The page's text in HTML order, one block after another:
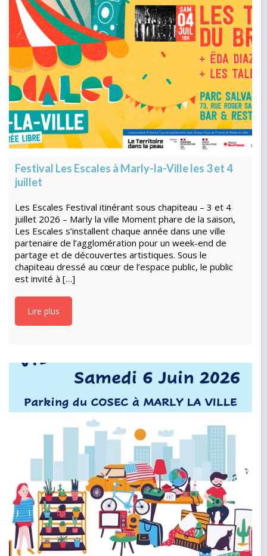
Festival Les Escales à Marly-la-Ville les 3 et 4
juillet
Les Escales Festival itinérant sous chapiteau – 3 et 4
juillet 2026 – Marly la ville Moment phare de la saison,
Les Escales s’installent chaque année dans une ville
partenaire de l’agglomération pour un week-end de
partage et de découvertes artistiques. Sous le
chapiteau dressé au cœur de l’espace public, le public
est invité à […]
Lire plus